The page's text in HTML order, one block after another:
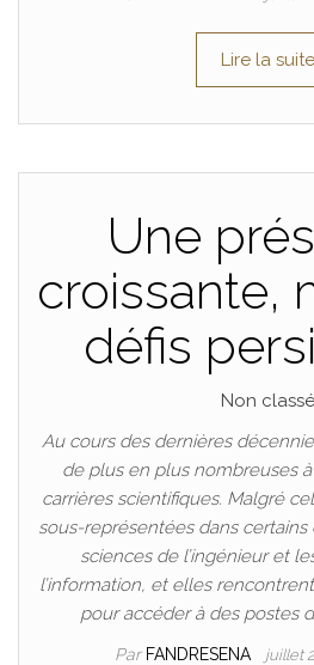
Lire la suite
Une
croissante,
défis
Non classé
Au cours des dernières
de plus en plus nombreuses à
carrières scientifiques. Malgré
sous-représentées dans
sciences de l’ingénieur et
l’information, et elles
pour accéder à des postes
Par FANDRESENA juillet